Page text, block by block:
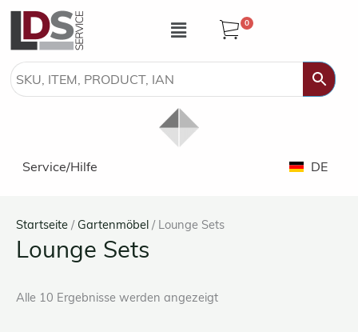
Zum
springen
Speisekarte
0
Service/Hilfe DE
Startseite / Gartenmöbel / Lounge Sets
Lounge Sets
Alle 10 Ergebnisse werden angezeigt